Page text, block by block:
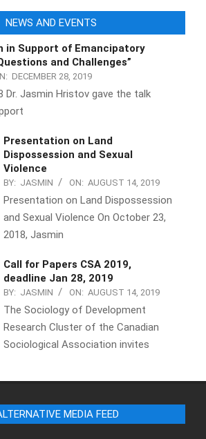
NEWS AND EVENTS
in Support of Emancipatory
and Challenges”
DECEMBER 28, 2019
Dr. Jasmin Hristov gave the talk
Presentation on Land
Dispossession and Sexual
Violence
BY: JASMIN ON: AUGUST 14, 2019
Presentation on Land Dispossession
and Sexual Violence On October 23,
2018, Jasmin
Call for Papers CSA 2019,
deadline Jan 28, 2019
BY: JASMIN ON: AUGUST 14, 2019
The Sociology of Development
Research Cluster of the Canadian
Sociological Association invites
MEDIA FEED